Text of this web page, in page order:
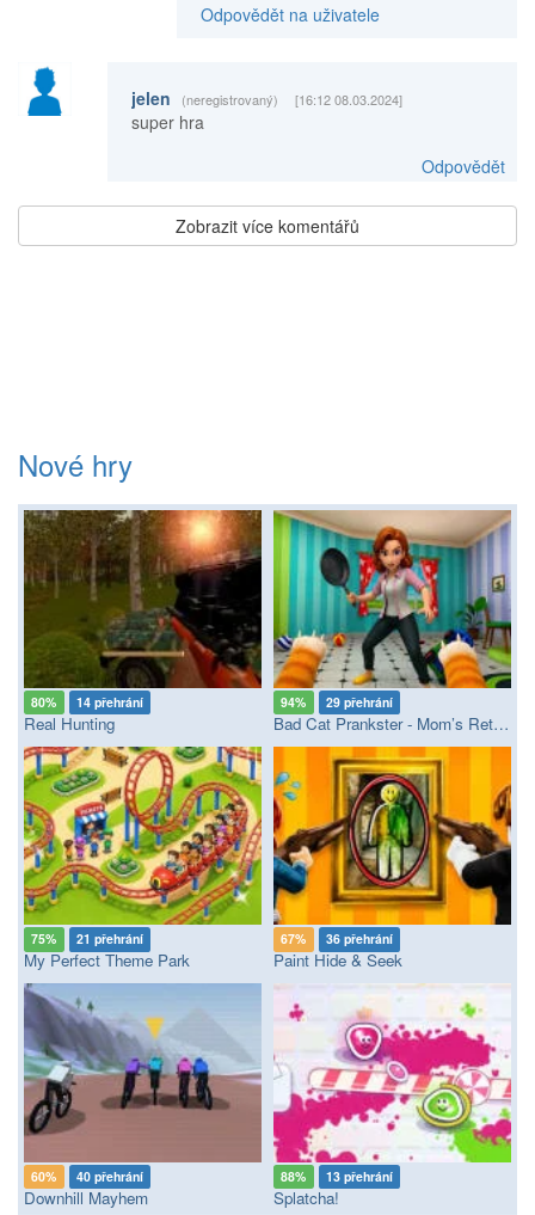
Odpovědět na uživatele
jelen (neregistrovaný) [16:12 08.03.2024]
super hra
Odpovědět
Zobrazit více komentářů
Nové hry
80% 14 přehrání
Real Hunting
94% 29 přehrání
Bad Cat Prankster - Mom’s Return
75% 21 přehrání
My Perfect Theme Park
67% 36 přehrání
Paint Hide & Seek
60% 40 přehrání
Downhill Mayhem
88% 13 přehrání
Splatcha!